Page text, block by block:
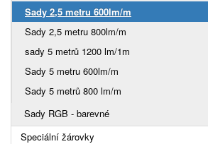
Sady 2,5 metru 600lm/m
Sady 2,5 metru 800lm/m
sady 5 metrů 1200 lm/1m
Sady 5 metru 600lm/m
Sady 5 metrů 800 lm/m
Sady RGB - barevné
Speciální žárovky